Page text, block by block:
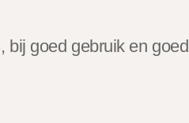
bij goed gebruik en goed